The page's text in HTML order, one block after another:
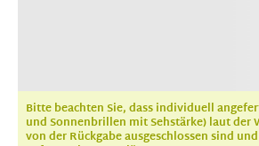
Bitte beachten Sie, dass individuell
und Sonnenbrillen mit Sehstärke) laut der
von der Rückgabe ausgeschlossen sind